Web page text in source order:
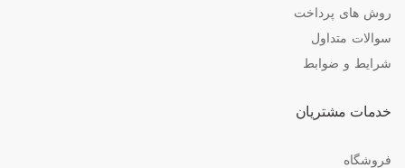
روش های پرداخت
سوالات متداول
شرایط و ضوابط
خدمات مشتریان
فروشگاه